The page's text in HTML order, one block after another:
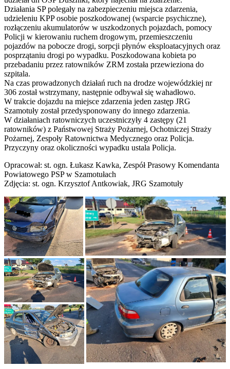
Działania SP polegały na zabezpieczeniu miejsca zdarzenia,
udzieleniu KPP osobie poszkodowanej (wsparcie psychiczne),
rozłączeniu akumulatorów w uszkodzonych pojazdach, pomocy
Policji w kierowaniu ruchem drogowym, przemieszczeniu
pojazdów na pobocze drogi, sorpcji płynów eksploatacyjnych oraz
posprzątaniu drogi po wypadku. Poszkodowana kobieta po
przebadaniu przez ratowników ZRM została przewieziona do
szpitala.
Na czas prowadzonych działań ruch na drodze wojewódzkiej nr
306 został wstrzymany, następnie odbywał się wahadłowo.
W trakcie dojazdu na miejsce zdarzenia jeden zastęp JRG
Szamotuły został przedysponowany do innego zdarzenia.
W działaniach ratowniczych uczestniczyły 4 zastępy (21
ratowników) z Państwowej Straży Pożarnej, Ochotniczej Straży
Pożarnej, Zespoły Ratownictwa Medycznego oraz Policja.
Przyczyny oraz okoliczności wypadku ustala Policja.
Opracował: st. ogn. Łukasz Kawka, Zespół Prasowy Komendanta
Powiatowego PSP w Szamotułach
Zdjęcia: st. ogn. Krzysztof Antkowiak, JRG Szamotuły